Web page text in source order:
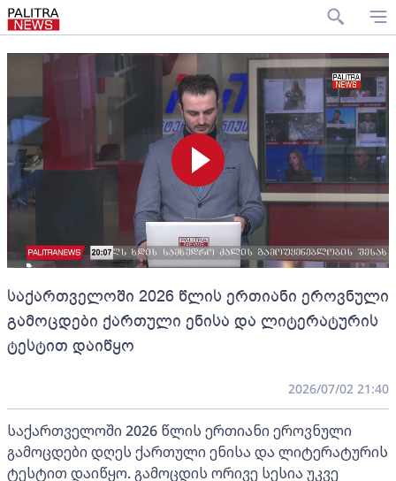
საქართველოში 2026 წლის ერთიანი ეროვნული
გამოცდები ქართული ენისა და ლიტერატურის
ტესტით დაიწყო
2026/07/02 21:40
საქართველოში 2026 წლის ერთიანი ეროვნული
გამოცდები დღეს ქართული ენისა და ლიტერატურის
ტესტით დაიწყო. გამოცდის ორივე სესია უკვე